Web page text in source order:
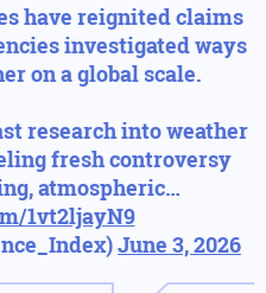
have reignited claims
investigated ways
on a global scale.
research into weather
fresh controversy
atmospheric…
1vt2ljayN9
June 3, 2026